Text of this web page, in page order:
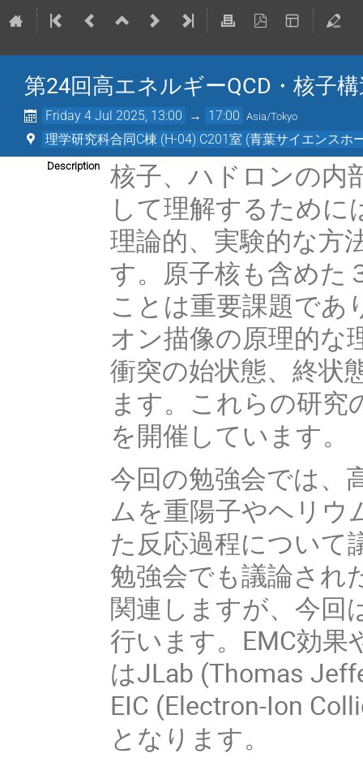
第24回高エネルギーQCD・核子
Friday 4 Jul 2025, 13:00 → 17:00 Asia/Tokyo
理学研究科合同C棟 (H-04) C201室 (青葉サイエンス
Description
核子、ハドロンの内
して理解するために
理論的、実験的な方
す。原子核も含めた
ことは重要課題であ
オン描像の原理的な
衝突の始状態、終状
ます。これらの研究
を開催しています。
今回の勉強会では、
ムを重陽子やヘリウ
た反応過程について
勉強会でも議論され
関連しますが、今回
行います。EMC効
はJLab (Thomas
EIC (Electron-Ion
となります。